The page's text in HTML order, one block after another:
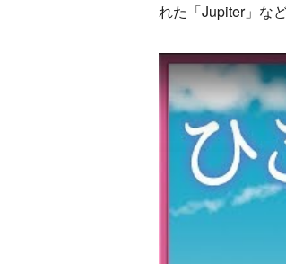
れた「Jupiter」な